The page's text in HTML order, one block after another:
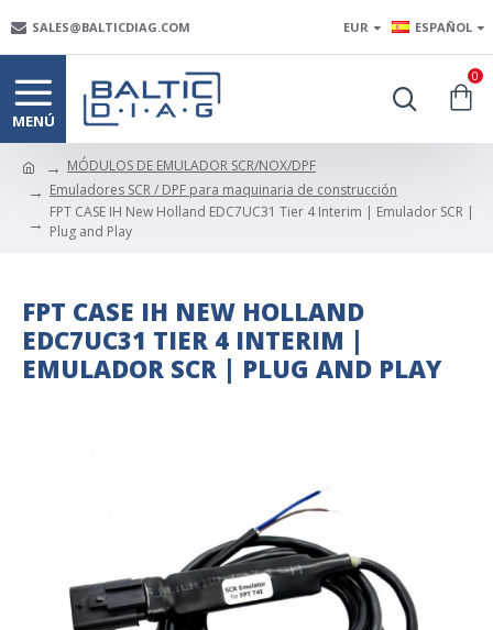
SALES@BALTICDIAG.COM EUR ESPAÑOL
0
MÓDULOS DE EMULADOR SCR/NOX/DPF
Emuladores SCR / DPF para maquinaria de construcción
FPT CASE IH New Holland EDC7UC31 Tier 4 Interim | Emulador SCR |
Plug and Play
FPT CASE IH NEW HOLLAND
EDC7UC31 TIER 4 INTERIM |
EMULADOR SCR | PLUG AND PLAY